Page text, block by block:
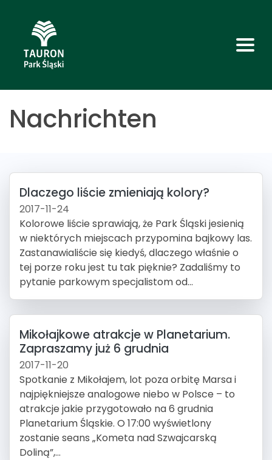
Nachrichten
Dlaczego liście zmieniają kolory?
2017-11-24
Kolorowe liście sprawiają, że Park Śląski jesienią
w niektórych miejscach przypomina bajkowy las.
Zastanawialiście się kiedyś, dlaczego właśnie o
tej porze roku jest tu tak pięknie? Zadaliśmy to
pytanie parkowym specjalistom od...
Mikołajkowe atrakcje w Planetarium.
Zapraszamy już 6 grudnia
2017-11-20
Spotkanie z Mikołajem, lot poza orbitę Marsa i
najpiękniejsze analogowe niebo w Polsce – to
atrakcje jakie przygotowało na 6 grudnia
Planetarium Śląskie. O 17:00 wyświetlony
zostanie seans „Kometa nad Szwajcarską
Doliną”,...